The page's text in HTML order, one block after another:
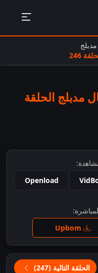
246
الحلقة
Openload
الحلقة التالية (247)